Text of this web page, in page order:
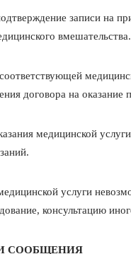
записи на
вмешательства.
договора на
медицинской
услуги
консультацию
СООБЩЕНИЯ